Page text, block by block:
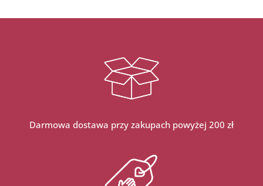
Darmowa dostawa przy zakupach powyżej 200 zł